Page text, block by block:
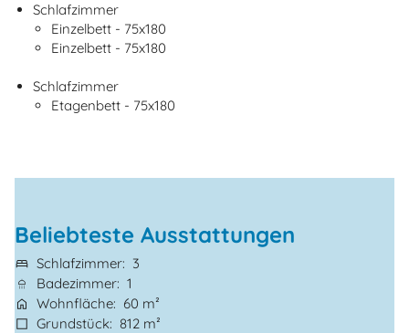
Schlafzimmer
Einzelbett - 75x180
Einzelbett - 75x180
Schlafzimmer
Etagenbett - 75x180
Beliebteste Ausstattungen
Schlafzimmer
3
Badezimmer 1
Wohnfläche
60 m²
Grundstück
812 m²